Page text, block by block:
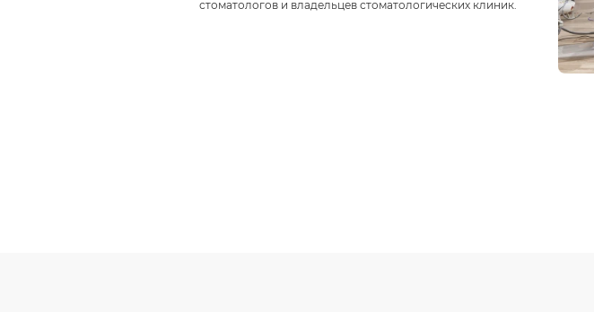
стоматологов и владельцев стоматологических клиник.